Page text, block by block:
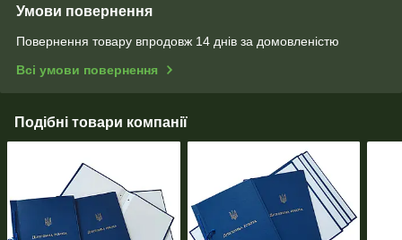
Умови повернення
Повернення товару впродовж 14 днів за домовленістю
Всі умови повернення
Подібні товари компанії